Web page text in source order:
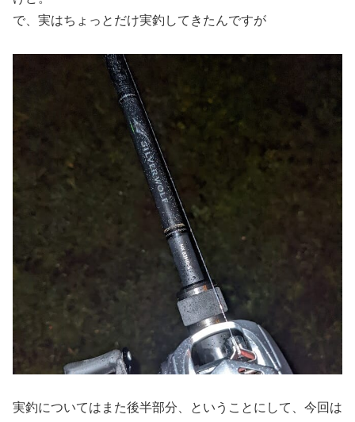
で、実はちょっとだけ実釣してきたんですが
実釣についてはまた後半部分、ということにして、今回は